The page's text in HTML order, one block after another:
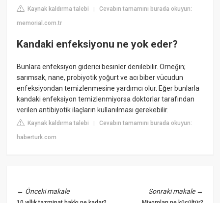
Kaynak kaldırma talebi |Cevabın tamamını burada okuyun:
memorial.com.tr
Kandaki enfeksiyonu ne yok eder?
Bunlara enfeksiyon giderici besinler denilebilir. Örneğin;
sarımsak, nane, probiyotik yoğurt ve acı biber vücudun
enfeksiyondan temizlenmesine yardımcı olur. Eğer bunlarla
kandaki enfeksiyon temizlenmiyorsa doktorlar tarafından
verilen antibiyotik ilaçların kullanılması gerekebilir.
Kaynak kaldırma talebi |Cevabın tamamını burada okuyun:
haberturk.com
← Önceki makale Sonraki makale→